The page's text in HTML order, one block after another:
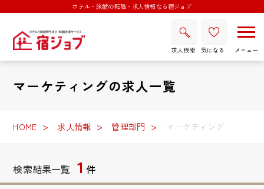
ホテル・旅館の転職・求人情報なら宿ジョブ
求人検索 気になる
マーケティングの求人一覧
HOME 求人情報 管理部門 マーケティング
検索結果一覧 1 件